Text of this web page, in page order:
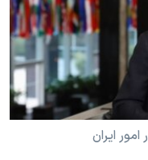
ایران